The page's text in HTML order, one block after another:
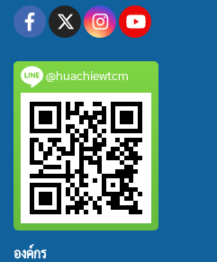
@huachiewtcm
องค์กร